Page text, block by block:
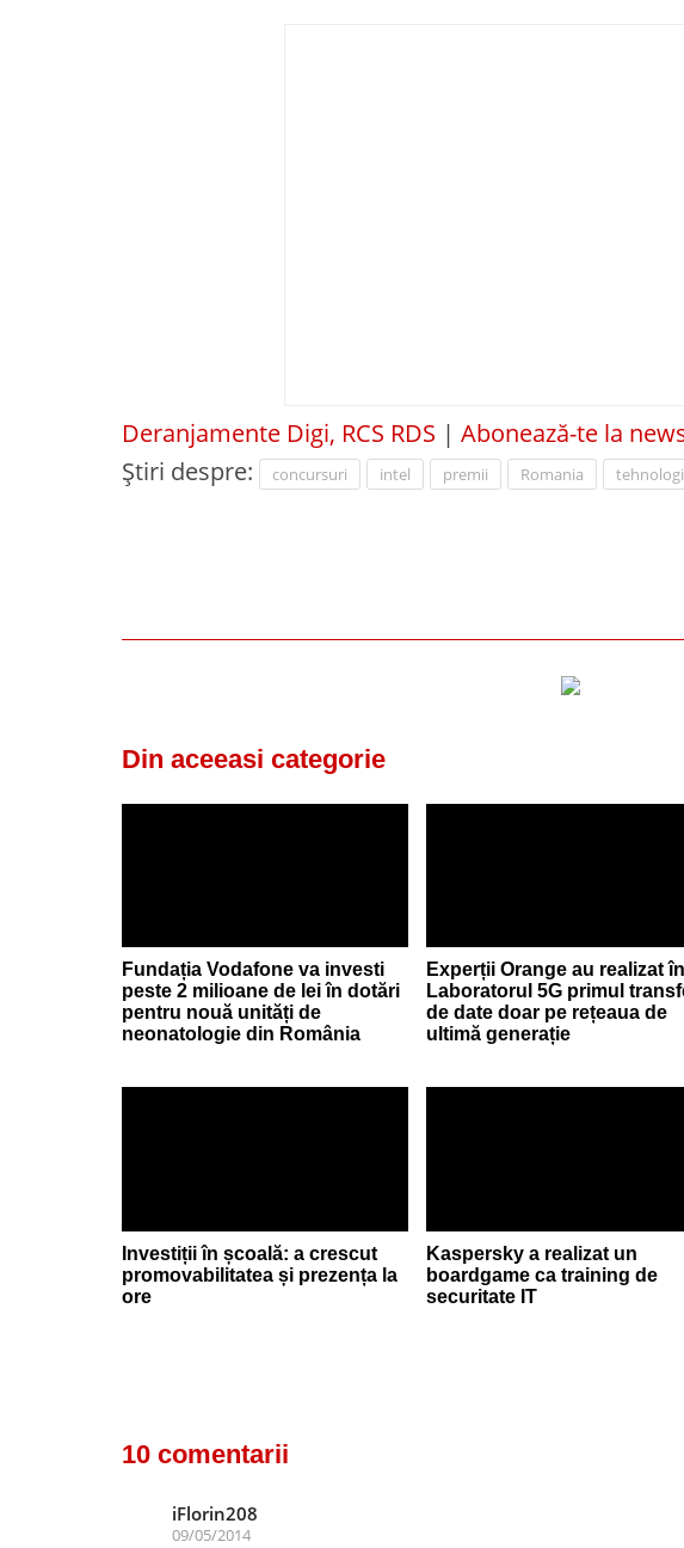
Deranjamente Digi, RCS RDS | Abonează-te la
Știri despre:
concursuri intel premii Romania
Din aceeasi categorie
Fundația Vodafone va investi
peste 2 milioane de lei în dotări
pentru nouă unități de
neonatologie din România
Experții Orange au realizat în
Laboratorul 5G primul
de date doar pe rețeaua de
ultimă generație
Investiții în școală: a crescut
promovabilitatea și prezența la
ore
Kaspersky a realizat un
boardgame ca training de
securitate IT
10 comentarii
iFlorin208
09/05/2014